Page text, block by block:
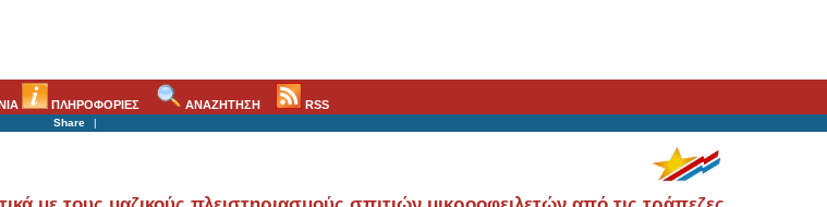
ΠΛΗΡΟΦΟΡΙΕΣ ΑΝΑΖΗΤΗΣΗ RSS
Share |